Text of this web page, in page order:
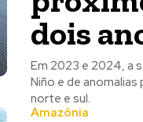
dois
Em 2023 e 2024, a
Niño e de
norte e sul.
Amazônia